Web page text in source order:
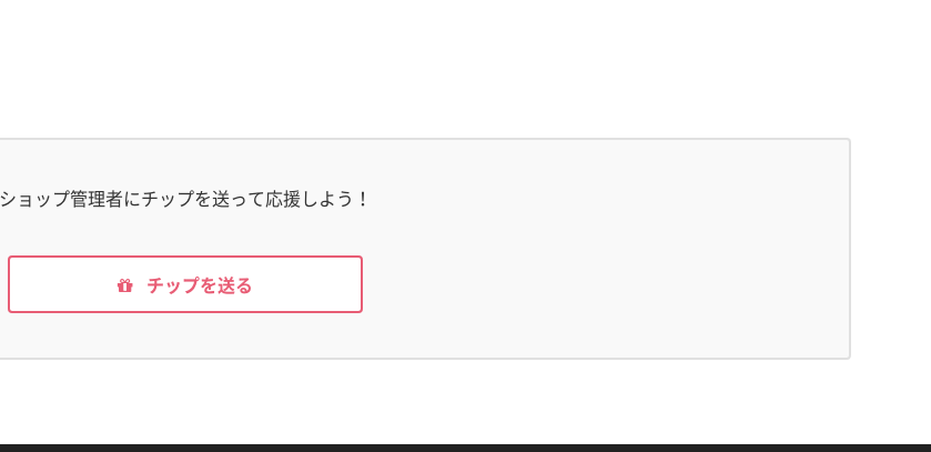
ショップ管理者にチップを送って応援しよう！
チップを送る